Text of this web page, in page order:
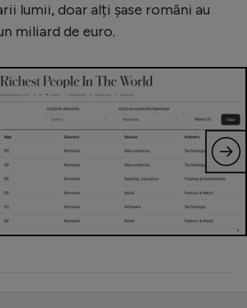
lumii, doar alți șase români au
miliard de euro.